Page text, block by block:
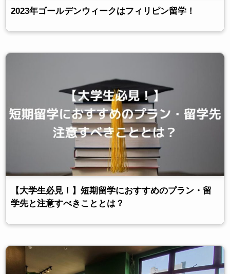
2023年ゴールデンウィークはフィリピン留学！
【大学生必見！】短期留学におすすめのプラン・留
学先と注意すべきこととは？